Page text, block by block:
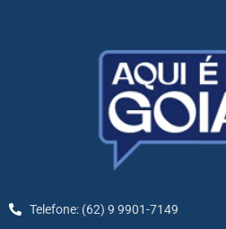
Telefone: (62) 9 9901-7149